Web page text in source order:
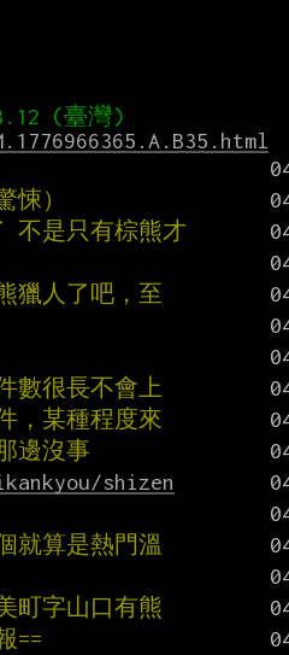
悚）
不是只有棕熊才
獵人了吧，至
數很長不會上
，某種程度來
邊沒事
shizen
就算是熱門溫
町字山口有熊
==